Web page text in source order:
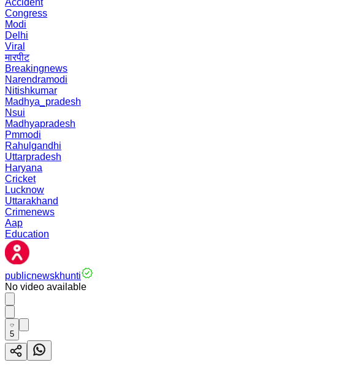
Accident
Congress
Modi
Delhi
Viral
मारपीट
Breakingnews
Narendramodi
Nitishkumar
Madhya_pradesh
Nsui
Madhyapradesh
Pmmodi
Rahulgandhi
Uttarpradesh
Haryana
Cricket
Lucknow
Uttarakhand
Crimenews
Aap
Education
publicnewskhunti
No video available
5